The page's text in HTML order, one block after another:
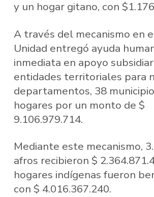
y un hogar gitano, con
A través del mecanismo en
Unidad entregó ayuda
inmediata en apoyo
entidades territoriales para
departamentos, 38
hogares por un monto de $
9.106.979.714.
Mediante este mecanismo,
afros recibieron $
hogares indígenas fueron
con $